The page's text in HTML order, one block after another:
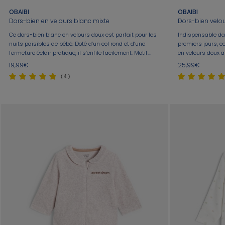
OBAIBI
Dors-bien en velours blanc mixte
Ce dors-bien blanc en velours doux est parfait pour les
nuits paisibles de bébé. Doté d’un col rond et d’une
fermeture éclair pratique, il s’enfile facilement. Motif
brodé "sweet dream". Ses manches longues et ses pieds
intégrés assurent confort et chaleur.
19,99€
( 4 )
OBAIBI
Dors-bien
Indispensable
premiers jours,
en velours doux
Un modèle uni à
imprimé ouvert
25,99€